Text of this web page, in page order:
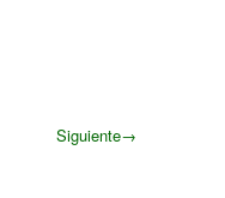
Siguiente→